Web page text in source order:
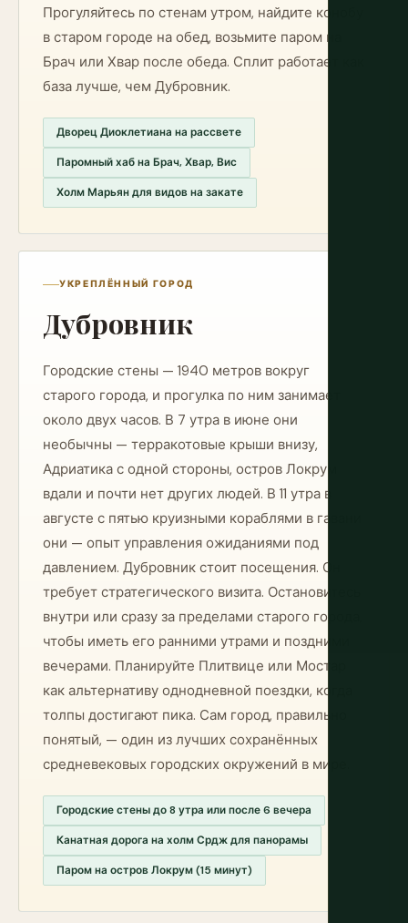
Прогуляйтесь по стенам утром, найдите конобу
в старом городе на обед, возьмите паром на
Брач или Хвар после обеда. Сплит работает как
база лучше, чем Дубровник.
Дворец Диоклетиана на рассвете
Паромный хаб на Брач, Хвар, Вис
Холм Марьян для видов на закате
УКРЕПЛЁННЫЙ ГОРОД
Дубровник
Городские стены — 1940 метров вокруг
старого города, и прогулка по ним занимает
около двух часов. В 7 утра в июне они
необычны — терракотовые крыши внизу,
Адриатика с одной стороны, остров Локрум
вдали и почти нет других людей. В 11 утра в
августе с пятью круизными кораблями в гавани
они — опыт управления ожиданиями под
давлением. Дубровник стоит посещения. Он
требует стратегического визита. Остановитесь
внутри или сразу за пределами старого города,
чтобы иметь его ранними утрами и поздними
вечерами. Планируйте Плитвице или Мостар
как альтернативу однодневной поездки, когда
толпы достигают пика. Сам город, правильно
понятый, — один из лучших сохранённых
средневековых городских окружений в мире.
Городские стены до 8 утра или после 6 вечера
Канатная дорога на холм Срдж для панорамы
Паром на остров Локрум (15 минут)